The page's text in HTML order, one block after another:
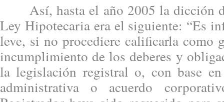
Así, hasta el año 2005 la dicción
Ley Hipotecaria era el siguiente: “Es
leve, si no procediere calificarla como
incumplimiento de los deberes y
la legislación registral o, con base
administrativa o acuerdo